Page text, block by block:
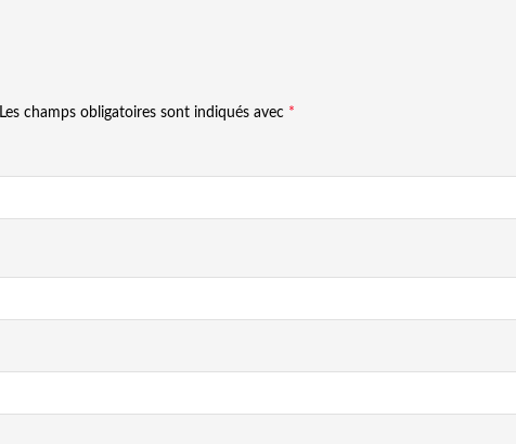
Les champs obligatoires sont indiqués avec *